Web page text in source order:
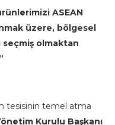
ASEAN
üzere, bölgesel
seçmiş olmaktan
tesisinin temel atma
Kurulu Başkanı